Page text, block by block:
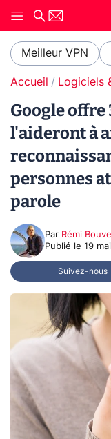
Meilleur VPN
Accueil Logiciels
Google offre
l'aideront à
personnes
parole
Par Rémi
Publié le 19
Suivez-nous